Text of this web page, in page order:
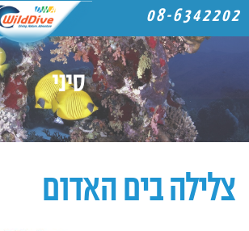
סיני
08-6342202
צלילה בים האדום